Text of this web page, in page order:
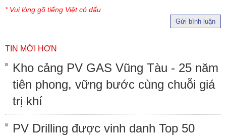
* Vui lòng gõ tiếng Việt có dấu
Gửi bình luận
TIN MỚI HƠN
Kho cảng PV GAS Vũng Tàu - 25 năm
tiên phong, vững bước cùng chuỗi giá
trị khí
PV Drilling được vinh danh Top 50